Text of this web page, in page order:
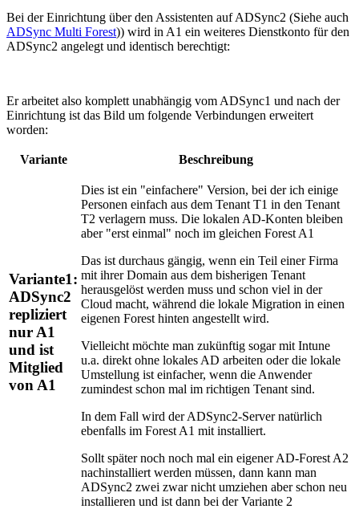
Bei der Einrichtung über den Assistenten auf ADSync2 (Siehe auch
ADSync Multi Forest)) wird in A1 ein weiteres Dienstkonto für den
ADSync2 angelegt und identisch berechtigt:
Er arbeitet also komplett unabhängig vom ADSync1 und nach der
Einrichtung ist das Bild um folgende Verbindungen erweitert
worden:
Variante Beschreibung
Variante1:
ADSync2
repliziert
nur A1
und ist
Mitglied
von A1
Dies ist ein "einfachere" Version, bei der ich einige
Personen einfach aus dem Tenant T1 in den Tenant
T2 verlagern muss. Die lokalen AD-Konten bleiben
aber "erst einmal" noch im gleichen Forest A1
Das ist durchaus gängig, wenn ein Teil einer Firma
mit ihrer Domain aus dem bisherigen Tenant
herausgelöst werden muss und schon viel in der
Cloud macht, während die lokale Migration in einen
eigenen Forest hinten angestellt wird.
Vielleicht möchte man zukünftig sogar mit Intune
u.a. direkt ohne lokales AD arbeiten oder die lokale
Umstellung ist einfacher, wenn die Anwender
zumindest schon mal im richtigen Tenant sind.
In dem Fall wird der ADSync2-Server natürlich
ebenfalls im Forest A1 mit installiert.
Sollt später noch noch mal ein eigener AD-Forest A2
nachinstalliert werden müssen, dann kann man
ADSync2 zwei zwar nicht umziehen aber schon neu
installieren und ist dann bei der Variante 2